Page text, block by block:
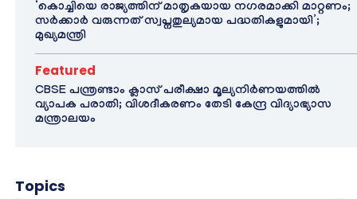
‘കൊച്ചിയെ രാജ്യത്തിന് മാതൃകയായ നഗരമാക്കി മാറ്റണം;
സർക്കാർ വരുന്നത് സ്വപ്നതുല്യമായ പദ്ധതികളുമായി’;
മുഖ്യമന്ത്രി
Featured
CBSE പന്ത്രണ്ടാം ക്ലാസ് പരീക്ഷാ മൂല്യനിർണയത്തിൽ
വ്യാപക പരാതി; വിശദീകരണം തേടി കേന്ദ്ര വിദ്യാഭ്യാസ
മന്ത്രാലയം
Topics